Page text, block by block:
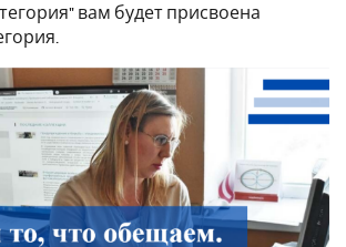
вам будет присвоена